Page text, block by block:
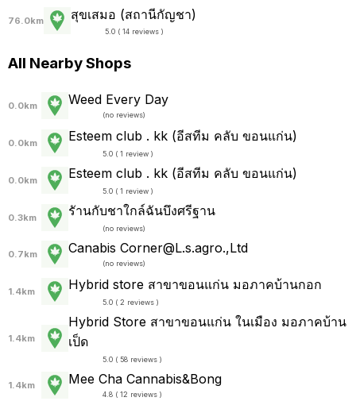
76.0km สุขเสมอ (สถานีกัญชา)
5.0 ( 14 reviews )
All Nearby Shops
0.0km Weed Every Day
(no reviews)
0.0km Esteem club . kk (อีสทีม คลับ ขอนแก่น)
5.0 ( 1 review )
0.0km Esteem club . kk (อีสทีม คลับ ขอนแก่น)
5.0 ( 1 review )
0.3km รัานกับชาใกล์ฉันบึงศรีฐาน
(no reviews)
0.7km Canabis Corner@L.s.agro.,Ltd
(no reviews)
1.4km Hybrid store สาขาขอนแก่น มอภาคบ้านกอก
5.0 ( 2 reviews )
1.4km
Hybrid Store สาขาขอนแก่น ในเมือง มอภาคบ้าน
เป็ด
5.0 ( 58 reviews )
1.4km Mee Cha Cannabis&Bong
4.8 ( 12 reviews )